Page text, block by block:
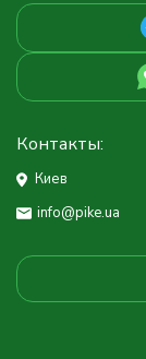
Контакты:
Киев
info@pike.ua